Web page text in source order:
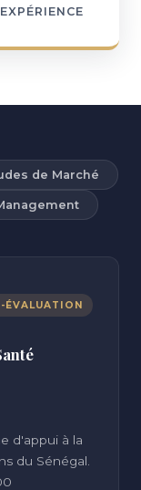
de Marché
ÉVALUATION
d'appui à la
du Sénégal.